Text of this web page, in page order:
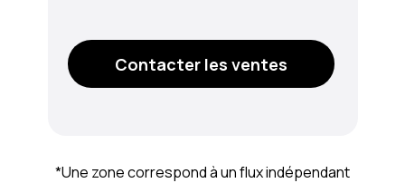
*Une zone correspond à un flux indépendant
Contacter les ventes